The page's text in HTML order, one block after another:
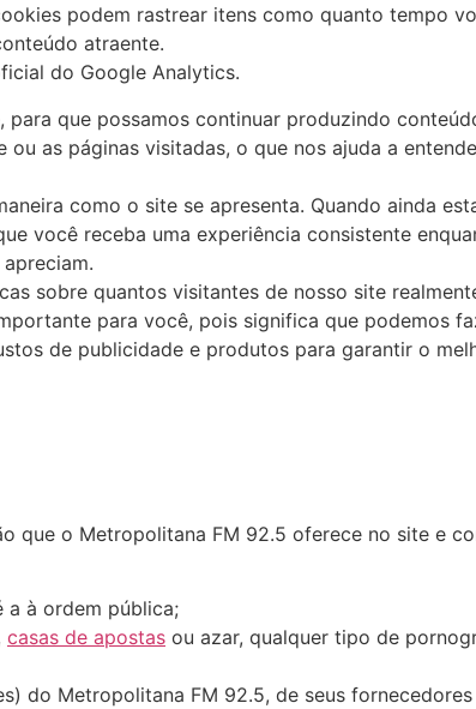
podem rastrear itens como quanto tempo
atraente.
do Google Analytics.
que possamos continuar produzindo
as páginas visitadas, o que nos ajuda a
como o site se apresenta. Quando ainda
você receba uma experiência consistente
sobre quantos visitantes de nosso site
para você, pois significa que podemos
de publicidade e produtos para garantir o
que o Metropolitana FM 92.5 oferece no site e
a à ordem pública;
casas de apostas ou azar, qualquer tipo de
do Metropolitana FM 92.5, de seus fornecedores